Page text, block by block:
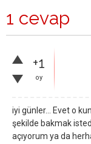
1 cevap
+1
oy
iyi günler… Evet o
şekilde bakmak
açıyorum ya da